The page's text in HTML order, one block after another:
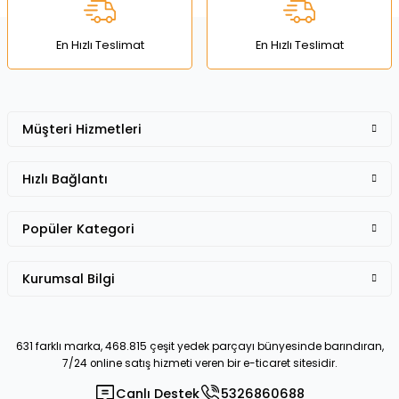
Bu ürüne benzer farklı alternatifler olmalı.
En Hızlı Teslimat En Hızlı Teslimat
631 farklı marka, 468.815 çeşit yedek parçayı bünyesinde barındıran,
7/24 online satış hizmeti veren bir e-ticaret sitesidir.
Canlı Destek 5326860688
Müşteri Hizmetleri
Hızlı Bağlantı
Popüler Kategori
Kurumsal Bilgi